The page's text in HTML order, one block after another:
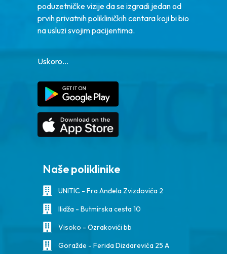
poduzetničke vizije da se izgradi jedan od
prvih privatnih polikliničkih centara koji bi bio
na usluzi svojim pacijentima.
Uskoro...
Naše poliklinike
UNITIC - Fra Anđela Zvizdovića 2
Ilidža - Butmirska cesta 10
Visoko - Ozrakovići bb
Goražde - Ferida Dizdarevića 25 A